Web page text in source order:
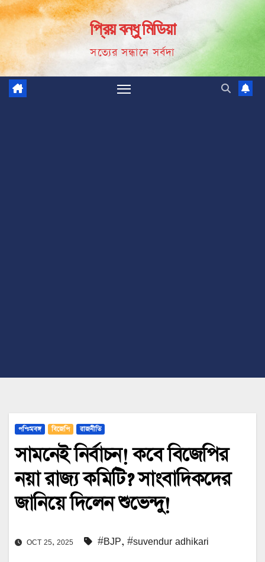
Skip
to
content
প্রিয় বন্ধু মিডিয়া
সত্যের সন্ধানে সর্বদা
পশ্চিমবঙ্গ বিজেপি রাজনীতি
সামনেই নির্বাচন! কবে বিজেপির
নয়া রাজ্য কমিটি? সাংবাদিকদের
জানিয়ে দিলেন শুভেন্দু!
OCT 25, 2025 #BJP, #suvendur adhikari